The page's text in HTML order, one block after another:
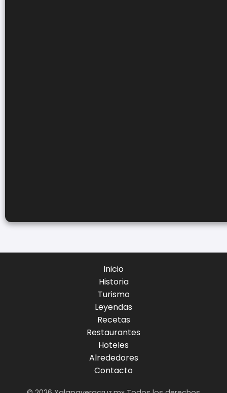
Inicio
Historia
Turismo
Leyendas
Recetas
Restaurantes
Hoteles
Alrededores
Contacto